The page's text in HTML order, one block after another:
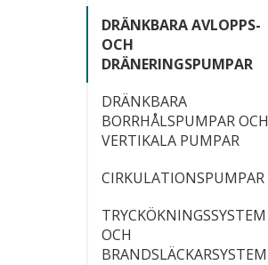
DRÄNKBARA AVLOPPS-
OCH
DRÄNERINGSPUMPAR
DRÄNKBARA
BORRHÅLSPUMPAR OCH
VERTIKALA PUMPAR
CIRKULATIONSPUMPAR
TRYCKÖKNINGSSYSTEM
OCH
BRANDSLÄCKARSYSTEM